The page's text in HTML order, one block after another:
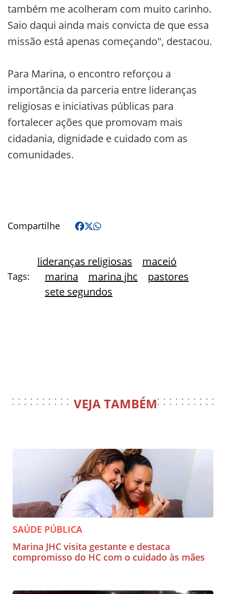
também me acolheram com muito carinho.
Saio daqui ainda mais convicta de que essa
missão está apenas começando", destacou.
Para Marina, o encontro reforçou a
importância da parceria entre lideranças
religiosas e iniciativas públicas para
fortalecer ações que promovam mais
cidadania, dignidade e cuidado com as
comunidades.
Compartilhe
Tags:
lideranças religiosas
maceió
marina
marina jhc
pastores
sete segundos
VEJA TAMBÉM
SAÚDE PÚBLICA
Marina JHC visita gestante e destaca
compromisso do HC com o cuidado às mães